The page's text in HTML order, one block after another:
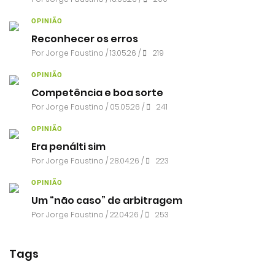
OPINIÃO
Reconhecer os erros
PorJorge Faustino / 13.05.26 / 219
OPINIÃO
Competência e boa sorte
PorJorge Faustino / 05.05.26 / 241
OPINIÃO
Era penálti sim
PorJorge Faustino / 28.04.26 / 223
OPINIÃO
Um “não caso” de arbitragem
PorJorge Faustino / 22.04.26 / 253
Tags